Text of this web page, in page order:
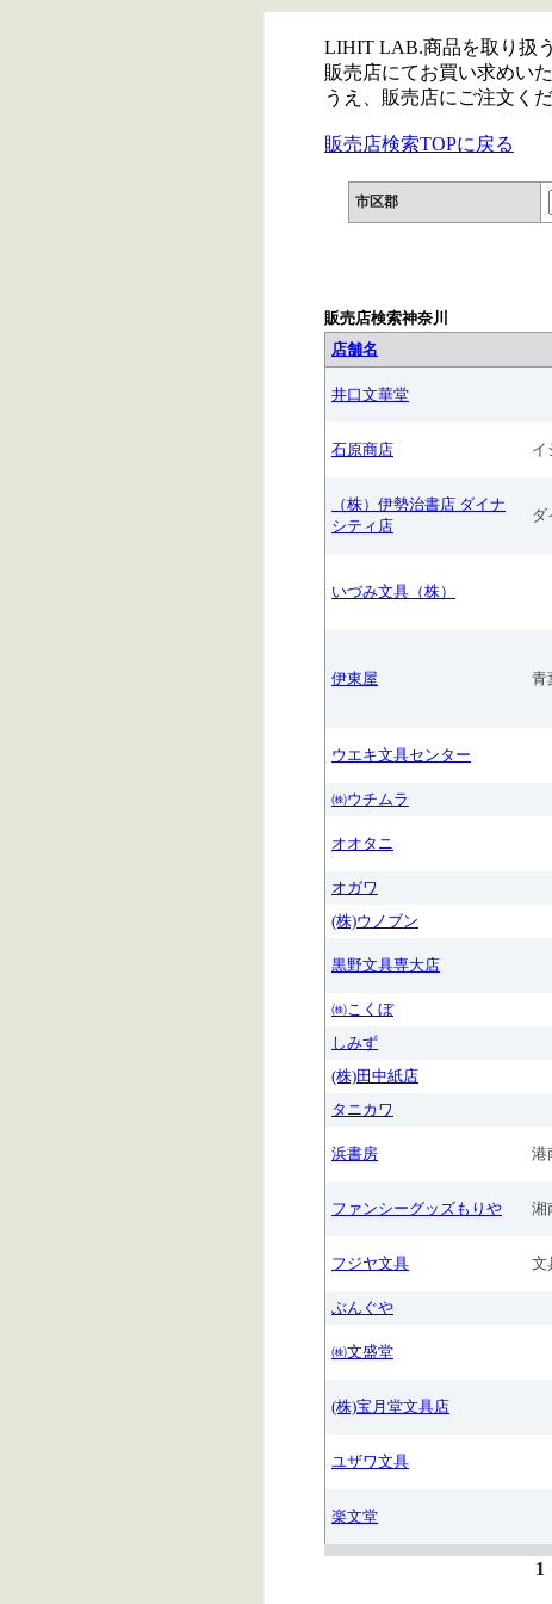
LIHIT LAB.商品を取り扱
販売店にてお買い求めい
うえ、販売店にご注文くだ
販売店検索TOPに戻る
市区郡
販売店検索神奈川
店舗名
井口文華堂
石原商店
（株）伊勢治書店 ダイナ
シティ店
ダ
いづみ文具（株）
伊東屋 青
ウエキ文具センター
㈱ウチムラ
オオタニ
オガワ
(株)ウノブン
黒野文具専大店
㈱こくぼ
しみず
(株)田中紙店
タニカワ
浜書房 港
ファンシーグッズもりや 湘
フジヤ文具 文
ぶんぐや
㈱文盛堂
(株)宝月堂文具店
ユザワ文具
楽文堂
1